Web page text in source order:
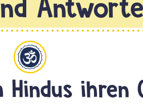
Hindus ihren